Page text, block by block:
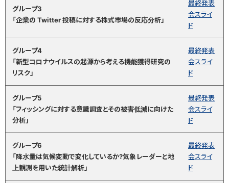
グループ3
「企業の Twitter 投稿に対する株式市場の反応分析」
最終発表
会スライ
ド
グループ4
「新型コロナウイルスの起源から考える機能獲得研究の
リスク」
最終発表
会スライ
ド
グループ5
「フィッシングに対する意識調査とその被害低減に向けた
分析」
最終発表
会スライ
ド
グループ6
「降水量は気候変動で変化しているか?気象レーダーと地
上観測を用いた統計解析」
最終発表
会スライ
ド